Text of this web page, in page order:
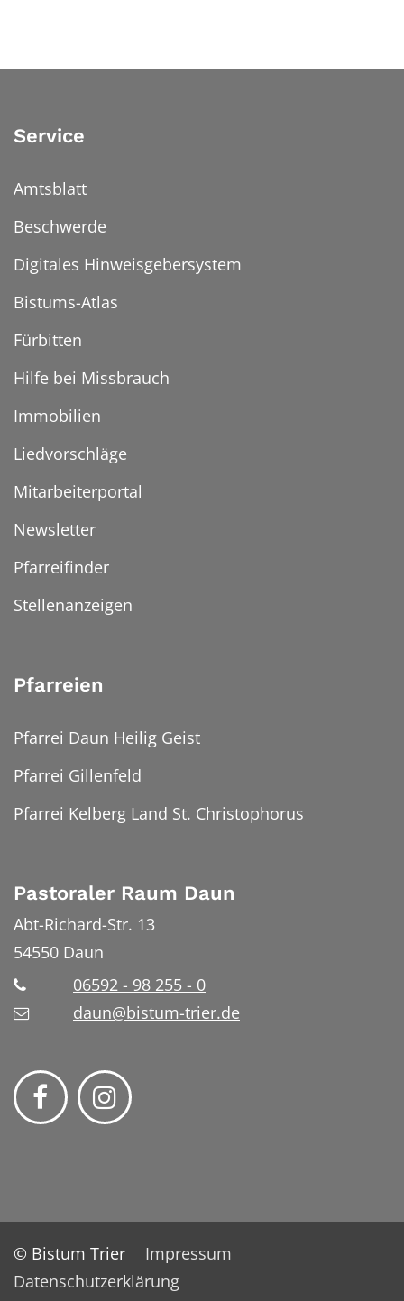
Service
Amtsblatt
Beschwerde
Digitales Hinweisgebersystem
Bistums-Atlas
Fürbitten
Hilfe bei Missbrauch
Immobilien
Liedvorschläge
Mitarbeiterportal
Newsletter
Pfarreifinder
Stellenanzeigen
Pfarreien
Pfarrei Daun Heilig Geist
Pfarrei Gillenfeld
Pfarrei Kelberg Land St. Christophorus
Pastoraler Raum Daun
Abt-Richard-Str. 13
54550 Daun
06592 - 98 255 - 0
daun@bistum-trier.de
© Bistum Trier
Impressum
Datenschutzerklärung